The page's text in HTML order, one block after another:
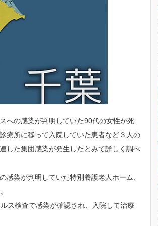
への感染が判明していた90代の女性が死
療所に移って入院していた患者など３人の
した集団感染が発生したとみて詳しく調べ
染が判明していた特別養護老人ホーム、
ス検査で感染が確認され、入院して治療